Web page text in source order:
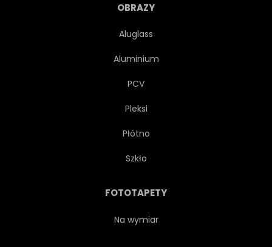
OBRAZY
Aluglass
Aluminium
PCV
Pleksi
Płótno
Szkło
FOTOTAPETY
Na wymiar